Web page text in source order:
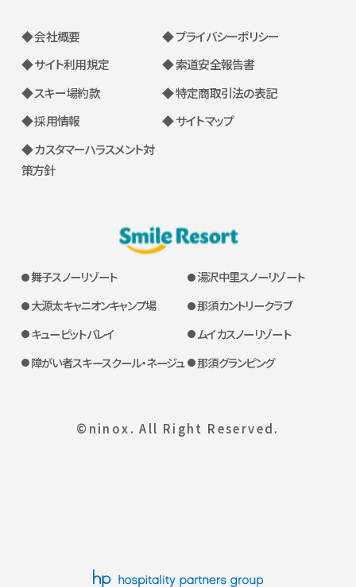
◆ 会社概要
◆ プライバシーポリシー
◆ サイト利用規定
◆ 索道安全報告書
◆ スキー場約款
◆ 特定商取引法の表記
◆ 採用情報
◆ サイトマップ
◆ カスタマーハラスメント対
策方針
舞子スノーリゾート
大源太キャニオンキャンプ場
湯沢中里スノーリゾート
那須カントリークラブ
キューピットバレイ
障がい者スキースクール・ネージュ
ムイカスノーリゾート
那須グランピング
©ninox. All Right Reserved.